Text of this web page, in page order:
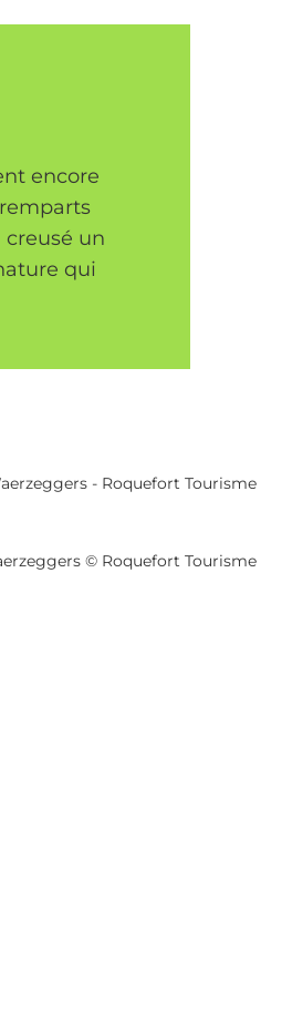
encore
creusé un
qui
- Roquefort Tourisme
© Roquefort Tourisme